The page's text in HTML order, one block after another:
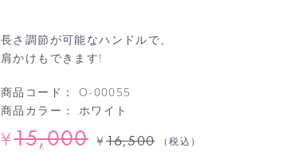
長さ調節が可能なハンドルで、
肩かけもできます!
商品コード： O-00055
商品カラー： ホワイト
¥15,000 ¥ 16,500 （税込）